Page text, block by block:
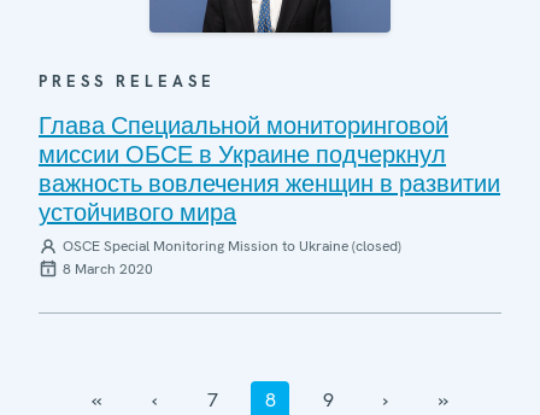
PRESS RELEASE
Глава Специальной мониторинговой
миссии ОБСЕ в Украине подчеркнул
важность вовлечения женщин в развитии
устойчивого мира
OSCE Special Monitoring Mission to Ukraine (closed)
8 March 2020
‹‹ ‹ 7 8 9 › ››